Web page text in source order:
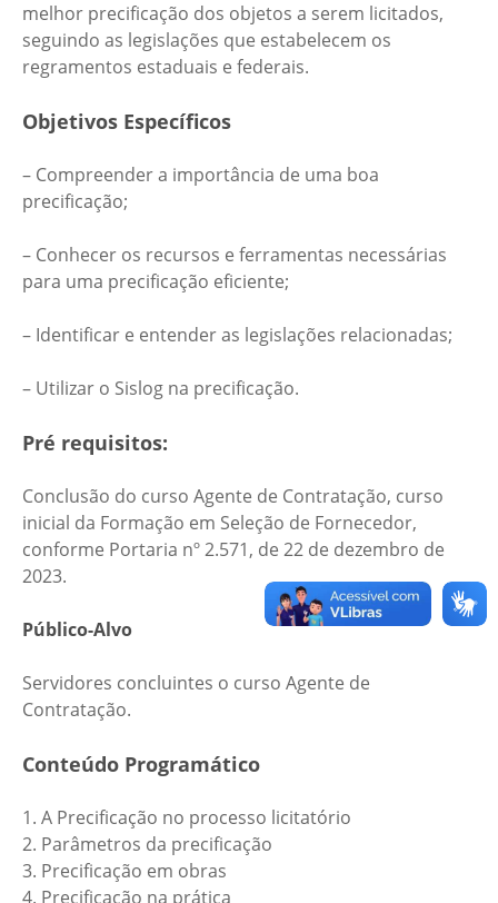
melhor precificação dos objetos a serem licitados,
seguindo as legislações que estabelecem os
regramentos estaduais e federais.
Objetivos Específicos
– Compreender a importância de uma boa
precificação;
– Conhecer os recursos e ferramentas necessárias
para uma precificação eficiente;
– Identificar e entender as legislações relacionadas;
– Utilizar o Sislog na precificação.
Pré requisitos:
Conclusão do curso Agente de Contratação, curso
inicial da Formação em Seleção de Fornecedor,
conforme Portaria nº 2.571, de 22 de dezembro de
2023.
Público-Alvo
Servidores concluintes o curso Agente de
Contratação.
Conteúdo Programático
1. A Precificação no processo licitatório
2. Parâmetros da precificação
3. Precificação em obras
4. Precificação na prática